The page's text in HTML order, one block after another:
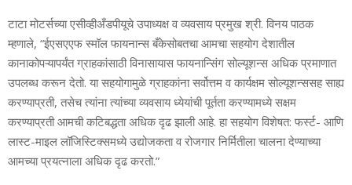
टाटा मोटर्सच्‍या एसीव्‍हीअँडपीयूचे उपाध्‍यक्ष व व्‍यवसाय प्रमुख श्री. विनय पाठक
म्‍हणाले, “ईएसएएफ स्‍मॉल फायनान्‍स बँकेसोबतचा आमचा सहयोग देशातील
कानाकोपऱ्यापर्यंत ग्राहकांसाठी विनासायास फायनान्सिंग सोल्‍यूशन्‍स अधिक प्रमाणात
उपलब्‍ध करून देतो. या सहयोगामुळे ग्राहकांना सर्वोत्तम व कार्यक्षम सोल्‍यूशन्‍ससह साह्य
करण्‍याप्रती, तसेच त्‍यांना त्‍यांच्‍या व्‍यवसाय ध्‍येयांची पूर्तता करण्‍यामध्‍ये सक्षम
करण्‍याप्रती आमची कटिबद्धता अधिक दृढ झाली आहे. हा सहयोग विशेषत: फर्स्‍ट- आणि
लास्‍ट-माइल लॉजिस्टिक्‍समध्‍ये उद्योजकता व रोजगार निर्मितीला चालना देण्‍याच्‍या
आमच्‍या प्रयत्‍नाला अधिक दृढ करतो.”